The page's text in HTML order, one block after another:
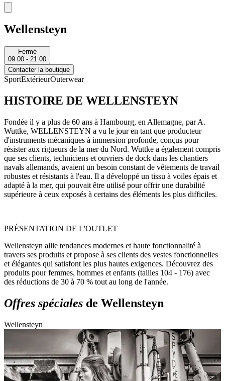
Wellensteyn
Fermé
09:00 - 21:00
Contacter la boutique
SportExtérieurOuterwear
HISTOIRE DE WELLENSTEYN
Fondée il y a plus de 60 ans à Hambourg, en Allemagne, par A.
Wuttke, WELLENSTEYN a vu le jour en tant que producteur
d'instruments mécaniques à immersion profonde, conçus pour
résister aux rigueurs de la mer du Nord. Wuttke a également compris
que ses clients, techniciens et ouvriers de dock dans les chantiers
navals allemands, avaient un besoin constant de vêtements de travail
robustes et résistants à l'eau. Il a développé un tissu à voiles épais et
adapté à la mer, qui pouvait être utilisé pour offrir une durabilité
supérieure à ceux exposés à certains des éléments les plus difficiles.
PRÉSENTATION DE L'OUTLET
Wellensteyn allie tendances modernes et haute fonctionnalité à
travers ses produits et propose à ses clients des vestes fonctionnelles
et élégantes qui satisfont les plus hautes exigences. Découvrez des
produits pour femmes, hommes et enfants (tailles 104 - 176) avec
des réductions de 30 à 70 % tout au long de l'année.
Offres spéciales de Wellensteyn
Wellensteyn